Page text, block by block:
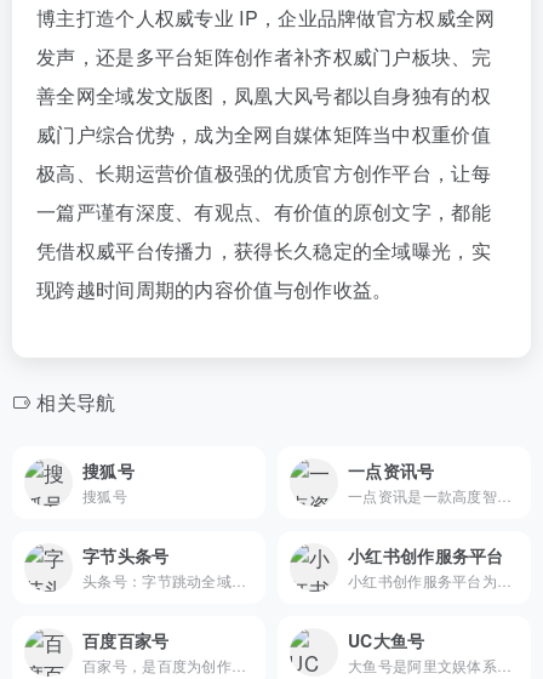
博主打造个人权威专业 IP，企业品牌做官方权威全网
发声，还是多平台矩阵创作者补齐权威门户板块、完
善全网全域发文版图，凤凰大风号都以自身独有的权
威门户综合优势，成为全网自媒体矩阵当中权重价值
极高、长期运营价值极强的优质官方创作平台，让每
一篇严谨有深度、有观点、有价值的原创文字，都能
凭借权威平台传播力，获得长久稳定的全域曝光，实
现跨越时间周期的内容价值与创作收益。
相关导航
搜狐号
搜狐号
一点资讯号
字节头条号 小红书创作服务平台
百度百家号 UC大鱼号